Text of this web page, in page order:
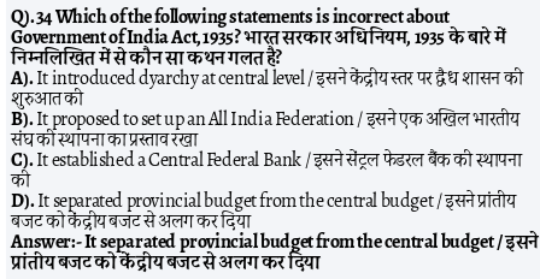
Q). 34 Which of the following statements is incorrect about
Government of India Act, 1935? भारत सरकार अधिनियम, 1935 के बारे में
निम्नलिखित में से कौन सा कथन गलत है?
A).It introduced dyarchy at central level / इसने केंद्रीय स्तर पर द्वैध शासन की
शुरुआत की
B).It proposed to set up an All India Federation / इसने एक अखिल भारतीय
संघ की स्थापना का प्रस्ताव रखा
C).It established a Central Federal Bank / इसने सेंट्रल फेडरल बैंक की स्थापना
की
D).It separated provincial budget from the central budget / इसने प्रांतीय
बजट को केंद्रीय बजट से अलग कर दिया
Answer:-It separated provincial budget from the central budget / इसने
प्रांतीय बजट को केंद्रीय बजट से अलग कर दिया